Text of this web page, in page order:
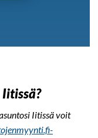
Iitissä voit